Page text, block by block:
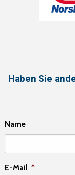
Haben Sie
Name
E-Mail *